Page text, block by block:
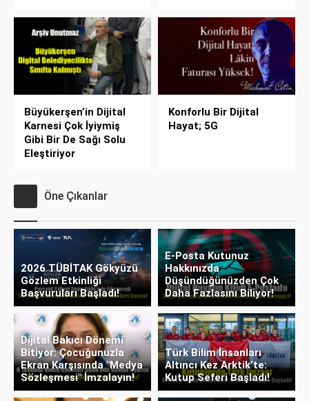
Büyükerşen’in Dijital
Karnesi Çok İyiymiş
Gibi Bir De Sağı Solu
Eleştiriyor
Konforlu Bir Dijital
Hayat; 5G
Öne Çıkanlar
2026 TÜBİTAK Gökyüzü
Gözlem Etkinliği
Başvuruları Başladı!
E-Posta Kutunuz
Hakkınızda
Düşündüğünüzden Çok
Daha Fazlasını Biliyor!
Dijital Bakıcı Dönemi
Bitiyor: Çocuğunuzla
Ekran Karşısında "Medya
Sözleşmesi" İmzalayın!
Türk Bilim İnsanları
Altıncı Kez Arktik’te:
Kutup Seferi Başladı!